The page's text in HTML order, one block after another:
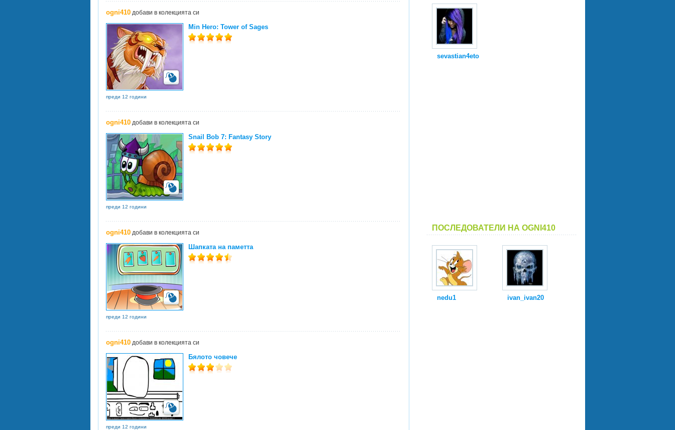
ogni410добави в колекцията си
Min Hero: Tower of Sages
преди 12 години
ogni410добави в колекцията си
Snail Bob 7: Fantasy Story
преди 12 години
ogni410добави в колекцията си
Шапката на паметта
преди 12 години
ogni410добави в колекцията си
Бялото човече
преди 12 години
sevastian4eto
ПОСЛЕДОВАТЕЛИ НА OGNI410
nedu1 ivan_ivan20